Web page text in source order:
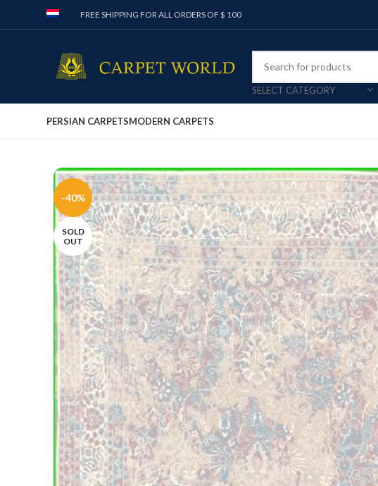
FREE SHIPPING FOR ALL ORDERS OF $ 100
SELECT CATEGORY
PERSIAN CARPETSMODERN CARPETS
-40%
SOLD
OUT